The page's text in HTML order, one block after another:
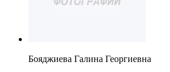
Бояджиева Галина Георгиевна